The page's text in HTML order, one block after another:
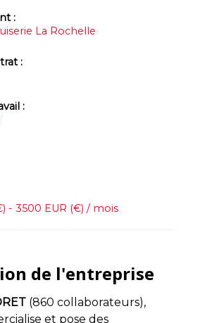
:
La Rochelle
:
:
- 3500 EUR (€) / mois
de l'entreprise
(860 collaborateurs),
et pose des